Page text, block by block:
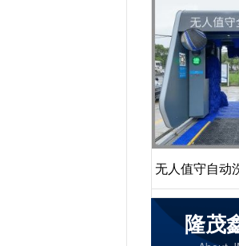
无人值守自动
小时不停
隆茂